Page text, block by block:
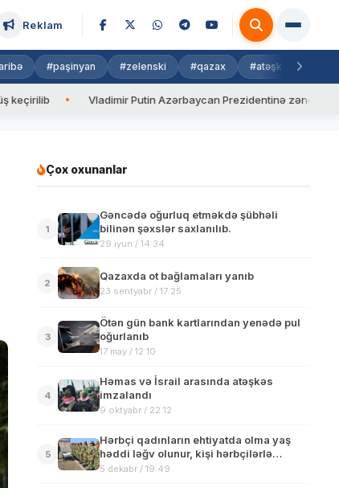
Reklam
#paşinyan #zelenski #qazax #atəşkəs
Vladimir Putin Azərbaycan Prezidentinə zəng edib
Çox oxunanlar
1
Gəncədə oğurluq etməkdə şübhəli
bilinən şəxslər saxlanılıb.
29 iyun / 14:34
2
Qazaxda ot bağlamaları yanıb
23 sentyabr / 17:25
3
Ötən gün bank kartlarından yenədə pul
oğurlanıb
17 may / 12:10
4
Həmas və İsrail arasında atəşkəs
imzalandı
9 oktyabr / 22:12
5
Hərbçi qadınların ehtiyatda olma yaş
həddi ləğv olunur, kişi hərbçilərlə
bərabərləşdirilir
5 dekabr / 19:49